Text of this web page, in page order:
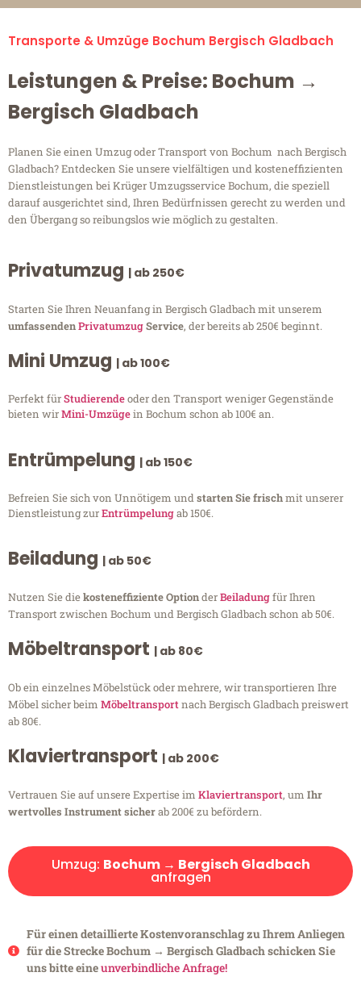
Transporte & Umzüge Bochum Bergisch Gladbach
Leistungen & Preise: Bochum →
Bergisch Gladbach
Planen Sie einen Umzug oder Transport von Bochum nach Bergisch
Gladbach? Entdecken Sie unsere vielfältigen und kosteneffizienten
Dienstleistungen bei Krüger Umzugsservice Bochum, die speziell
darauf ausgerichtet sind, Ihren Bedürfnissen gerecht zu werden und
den Übergang so reibungslos wie möglich zu gestalten.
Privatumzug | ab 250€
Starten Sie Ihren Neuanfang in Bergisch Gladbach mit unserem
umfassendenPrivatumzugService, der bereits ab 250€ beginnt.
Mini Umzug | ab 100€
Perfekt fürStudierendeoder den Transport weniger Gegenstände
bieten wirMini-Umzügein Bochum schon ab 100€ an.
Entrümpelung | ab 150€
Befreien Sie sich von Unnötigem undstarten Sie frischmit unserer
Dienstleistung zurEntrümpelungab 150€.
Beiladung | ab 50€
Nutzen Sie diekosteneffiziente OptionderBeiladungfür Ihren
Transport zwischen Bochum und Bergisch Gladbach schon ab 50€.
Möbeltransport | ab 80€
Ob ein einzelnes Möbelstück oder mehrere, wir transportieren Ihre
Möbel sicher beim Möbeltransportnach Bergisch Gladbach preiswert
ab 80€.
Klaviertransport | ab 200€
Vertrauen Sie auf unsere Expertise im Klaviertransport, um Ihr
wertvolles Instrument sicherab 200€ zu befördern.
Umzug: Bochum → Bergisch Gladbach
anfragen
Für einen detaillierte Kostenvoranschlag zu Ihrem Anliegen
für die Strecke Bochum → Bergisch Gladbach schicken Sie
uns bitte eineunverbindliche Anfrage!